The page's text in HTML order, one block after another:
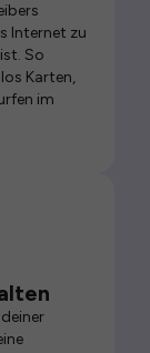
Internet zu
So
Karten,
im